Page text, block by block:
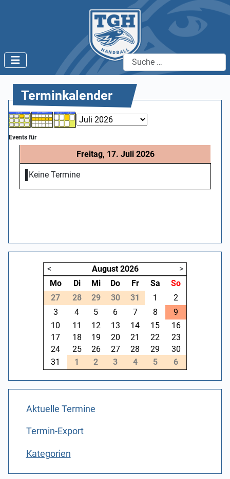
Suchen
Terminkalender
Events für
Freitag, 17. Juli 2026
Keine Termine
< August 2026
>
Mo
Di Mi Do Fr Sa
So
27
28 29 30 31 1
2
3
4 5 6 7 8
9
10
11 12 13 14 15
16
17
18 19 20 21 22
23
24
25 26 27 28 29
30
31
1 2 3 4 5 6
Aktuelle Termine
Termin-Export
Kategorien